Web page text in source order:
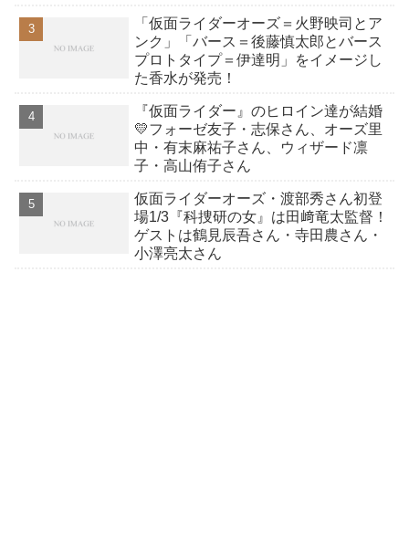
「仮面ライダーオーズ＝火野映司とア
ンク」「バース＝後藤慎太郎とバース
プロトタイプ＝伊達明」をイメージし
た香水が発売！
『仮面ライダー』のヒロイン達が結婚
💛フォーゼ友子・志保さん、オーズ里
中・有末麻祐子さん、ウィザード凛
子・高山侑子さん
仮面ライダーオーズ・渡部秀さん初登
場1/3『科捜研の女』は田﨑竜太監督！
ゲストは鶴見辰吾さん・寺田農さん・
小澤亮太さん